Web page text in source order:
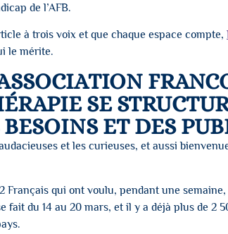
de l’AFB.
à trois voix et que chaque espace compte,
le mérite.
SE
BESOINS ET DES
et les curieuses, et aussi
Français qui ont voulu, pendant une
fait du 14 au 20 mars, et il y a déjà plus de 2